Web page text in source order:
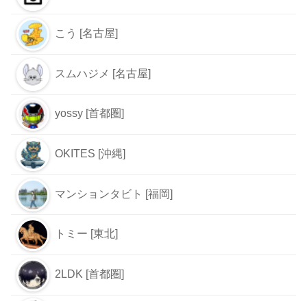
こう [名古屋]
スムハジメ [名古屋]
yossy [首都圏]
OKITES [沖縄]
マンションタビト [福岡]
トミー [東北]
2LDK [首都圏]